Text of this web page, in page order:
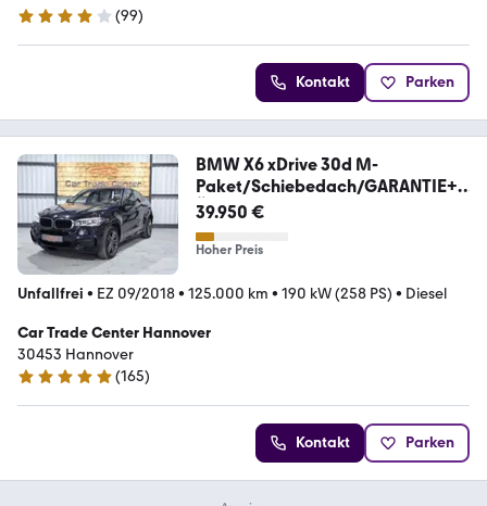
3.8 Sterne
(99)
Kontakt Parken
BMW X6 xDrive 30d M-
Paket/Schiebedach/GARANTIE+T
ÜV
39.950 €
Hoher Preis
Unfallfrei • EZ 09/2018• 125.000 km • 190 kW (258 PS) • Diesel
Car Trade Center Hannover
30453 Hannover
4.9 Sterne
(165)
Kontakt Parken